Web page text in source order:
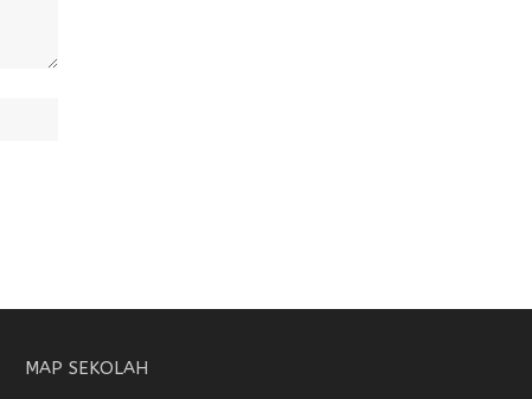
MAP SEKOLAH